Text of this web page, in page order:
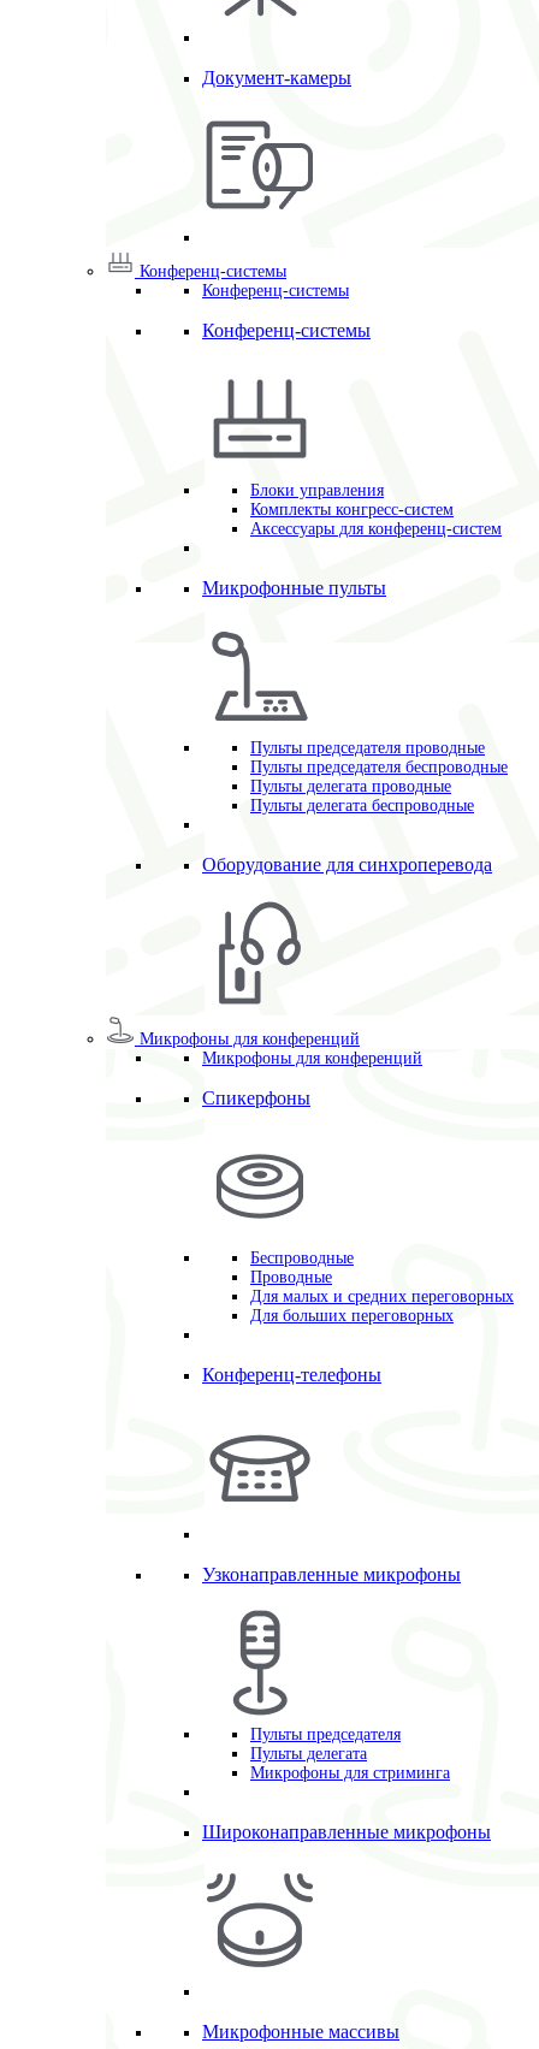
Документ-камеры
Конференц-системы
Конференц-системы
Конференц-системы
Блоки управления
Комплекты конгресс-систем
Аксессуары для конференц-систем
Микрофонные пульты
Пульты председателя проводные
Пульты председателя беспроводные
Пульты делегата проводные
Пульты делегата беспроводные
Оборудование для синхроперевода
Микрофоны для конференций
Микрофоны для конференций
Спикерфоны
Беспроводные
Проводные
Для малых и средних переговорных
Для больших переговорных
Конференц-телефоны
Узконаправленные микрофоны
Пульты председателя
Пульты делегата
Микрофоны для стриминга
Широконаправленные микрофоны
Микрофонные массивы